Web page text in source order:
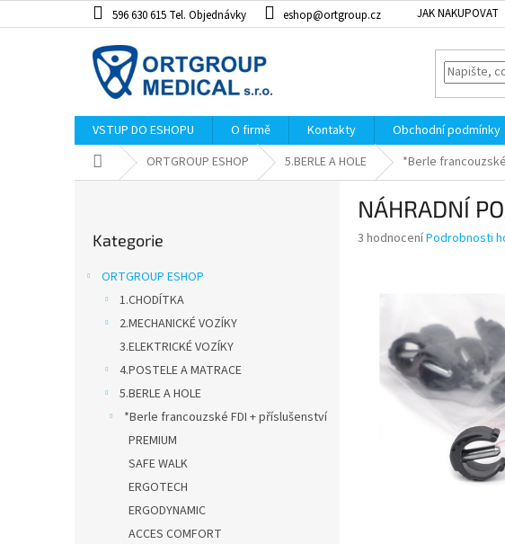
na
596 630 615 Tel. Objednávky eshop@ortgroup.cz JAK NAKUPOVAT
VSTUP DO ESHOPU O firmě Kontakty Obchodní podmínky
Domů ORTGROUP ESHOP 5.BERLE A HOLE *Berle
kategorie
Kategorie
ORTGROUP ESHOP
1.CHODÍTKA
2.MECHANICKÉ VOZÍKY
3.ELEKTRICKÉ VOZÍKY
4.POSTELE A MATRACE
5.BERLE A HOLE
*Berle francouzské FDI + příslušenství
PREMIUM
SAFE WALK
ERGOTECH
ERGODYNAMIC
ACCES COMFORT
NÁHRADNÍ
Průměrné
hvězdiček.
3 hodnoceníPodrobnosti